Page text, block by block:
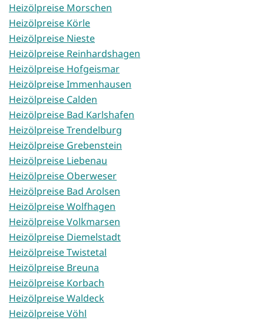
Heizölpreise Morschen
Heizölpreise Körle
Heizölpreise Nieste
Heizölpreise Reinhardshagen
Heizölpreise Hofgeismar
Heizölpreise Immenhausen
Heizölpreise Calden
Heizölpreise Bad Karlshafen
Heizölpreise Trendelburg
Heizölpreise Grebenstein
Heizölpreise Liebenau
Heizölpreise Oberweser
Heizölpreise Bad Arolsen
Heizölpreise Wolfhagen
Heizölpreise Volkmarsen
Heizölpreise Diemelstadt
Heizölpreise Twistetal
Heizölpreise Breuna
Heizölpreise Korbach
Heizölpreise Waldeck
Heizölpreise Vöhl